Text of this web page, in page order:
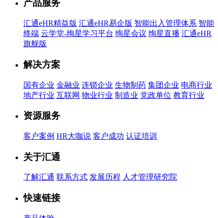
产品服务
汇通eHR精益版 汇通eHR易企版 智能出入管理体系 智能
终端 云学堂-绚星学习平台 绚星会议 绚星直播 汇通eHR
旗舰版
解决方案
国有企业 金融业 连锁企业 生物制药 集团企业 电商行业
地产行业 互联网 物业行业 制造业 党政单位 教育行业
资源服务
客户案例 HR大咖说 客户成功 认证培训
关于汇通
了解汇通 联系方式 发展历程 人才管理研究院
快速链接